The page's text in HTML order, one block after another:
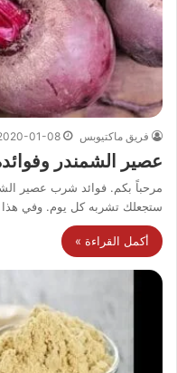
فريق ماكتيوبس 01-08
عصير الشمندر
مرحباً بكم. فوائد شرب عصير
ستجعلك تشربه كل يوم. وفي هذا
أكمل القراءة »